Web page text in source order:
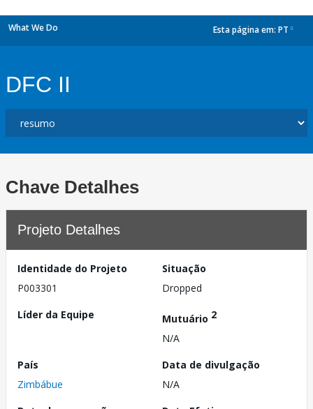
What We Do Esta página em: PT
DFC II
Chave Detalhes
Projeto Detalhes
Identidade do Projeto
P003301
Situação
Dropped
Líder da Equipe
Mutuário 2
N/A
País
Zimbábue
Data de divulgação
N/A